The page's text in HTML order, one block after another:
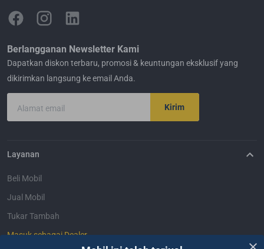
Berlangganan Newsletter Kami
Dapatkan diskon terbaru, promosi & keuntungan eksklusif yang
dikirimkan langsung ke email Anda.
Alamat email Kirim
Layanan
Beli Mobil
Jual Mobil
Tukar Tambah
Masuk sebagai Dealer